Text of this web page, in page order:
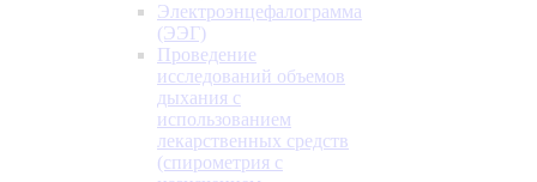
Электроэнцефалограмма
(ЭЭГ)
Проведение
исследований объемов
дыхания с
использованием
лекарственных средств
(спирометрия с